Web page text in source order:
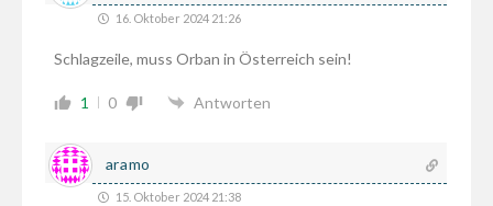
16. Oktober 2024 21:26
Schlagzeile, muss Orban in Österreich sein!
1 0 Antworten
aramo
15. Oktober 2024 21:38